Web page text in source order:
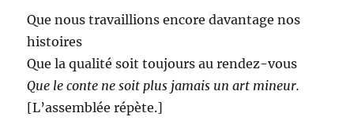
Que nous travaillions encore davantage nos
histoires
Que la qualité soit toujours au rendez-vous
Que le conte ne soit plus jamais un art mineur.
[L’assemblée répète.]